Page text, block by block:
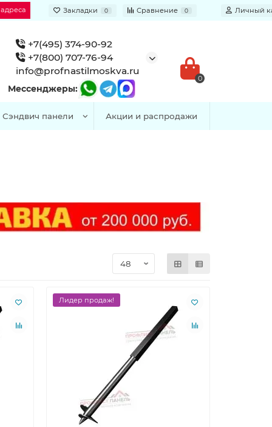
Закладки 0 Сравнение 0 Личный
+7(495) 374-90-92
+7(800) 707-76-94
info@profnastilmoskva.ru
Мессенджеры:
0
Сэндвич панели Акции и распродажи
Лидер продаж!